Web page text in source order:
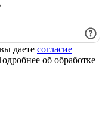
даете согласие
об обработке